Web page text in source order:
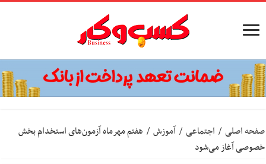
صفحه اصلی / اجتماعی / آموزش / هفتم مهرماه آزمون‌های استخدام بخش
خصوصی آغاز می‌شود